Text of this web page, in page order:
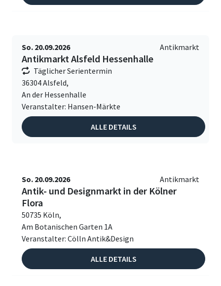
So. 20.09.2026 Antikmarkt
Antikmarkt Alsfeld Hessenhalle
Täglicher Serientermin
36304 Alsfeld,
An der Hessenhalle
Veranstalter: Hansen-Märkte
ALLE DETAILS
So. 20.09.2026 Antikmarkt
Antik- und Designmarkt in der Kölner
Flora
50735 Köln,
Am Botanischen Garten 1A
Veranstalter: Cölln Antik&Design
ALLE DETAILS